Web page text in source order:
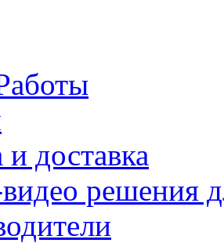
доставка
решения